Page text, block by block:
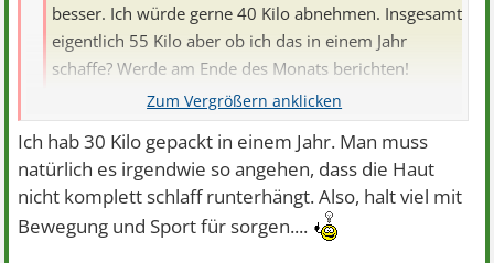
besser. Ich würde gerne 40 Kilo abnehmen. Insgesamt
eigentlich 55 Kilo aber ob ich das in einem Jahr
schaffe? Werde am Ende des Monats berichten!
40-55 kilo in einem Jahr halte ich für zu viel. Du willst ja
einen schönen Körper haben der eine gute Form hat. Das
braucht aber zeit sonst hast du am Ende Probleme mit
uberschüssiger haut und das deine Proportionen doof
Ich hab 30 Kilo gepackt in einem Jahr. Man muss
natürlich es irgendwie so angehen, dass die Haut
nicht komplett schlaff runterhängt. Also, halt viel mit
Bewegung und Sport für sorgen....